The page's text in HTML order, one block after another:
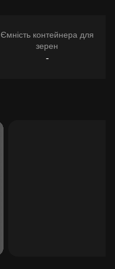
Ємність контейнера для
зерен
-